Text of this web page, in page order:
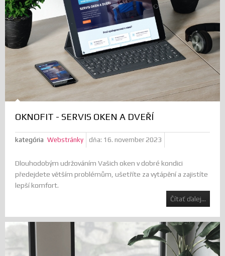
OKNOFIT - SERVIS OKEN A DVEŘÍ
kategória Webstránky dňa: 16. november 2023
Dlouhodobým udržováním Vašich oken v dobré kondici
předejdete větším problémům, ušetříte za vytápění a zajistíte
lepší komfort.
Čítať ďalej...